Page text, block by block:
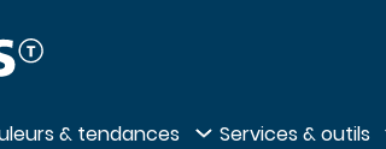
magasins et aller au pied de
& tendances Services & outils